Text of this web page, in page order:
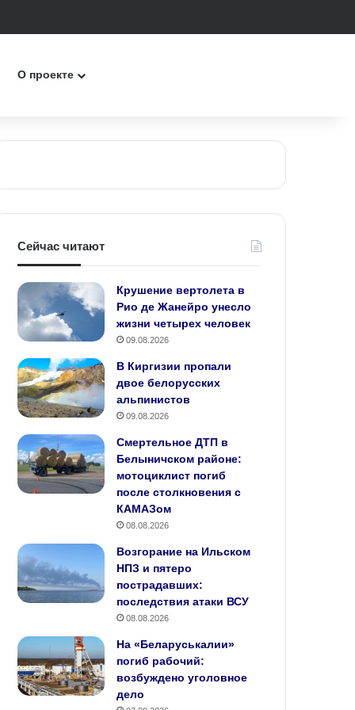
О проекте
Сейчас читают
Крушение вертолета в
Рио де Жанейро унесло
жизни четырех человек
09.08.2026
В Киргизии пропали
двое белорусских
альпинистов
09.08.2026
Смертельное ДТП в
Белыничском районе:
мотоциклист погиб
после столкновения с
КАМАЗом
08.08.2026
Возгорание на Ильском
НПЗ и пятеро
пострадавших:
последствия атаки ВСУ
08.08.2026
На «Беларуськалии»
погиб рабочий:
возбуждено уголовное
дело